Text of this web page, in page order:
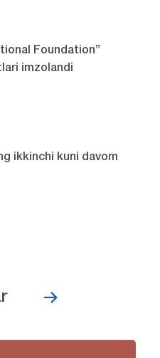
Foundation”
imzolandi
ikkinchi kuni davom